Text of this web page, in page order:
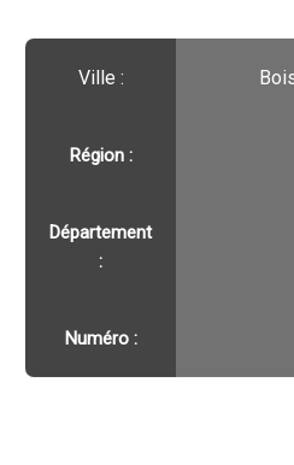
Ville :️
Région :️
Département
:
Numéro :